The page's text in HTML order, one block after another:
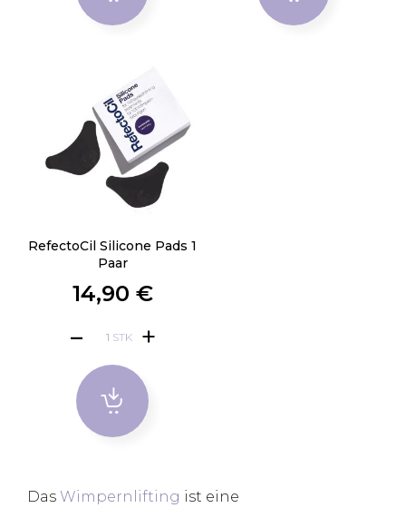
RefectoCil Silicone Pads 1
Paar
14,90 €
STK
Das Wimpernlifting ist eine